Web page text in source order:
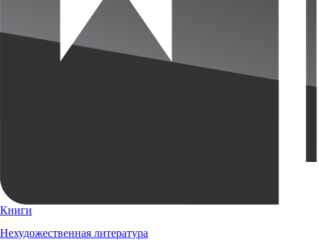
Книги
Нехудожественная литература